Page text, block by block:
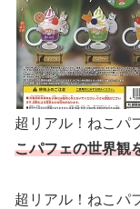
超リアル！ねこパ
こパフェの世界観
超リアル！ねこパ